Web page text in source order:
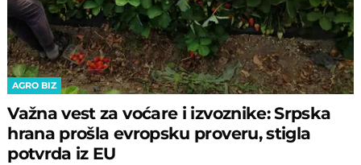
AGRO BIZ
Važna vest za voćare i izvoznike: Srpska
hrana prošla evropsku proveru, stigla
potvrda iz EU